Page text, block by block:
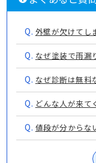
Q. 外壁が欠けてし
Q. なぜ塗装で雨漏
Q. なぜ診断は無料
Q. どんな人が来て
Q. 値段が分からな